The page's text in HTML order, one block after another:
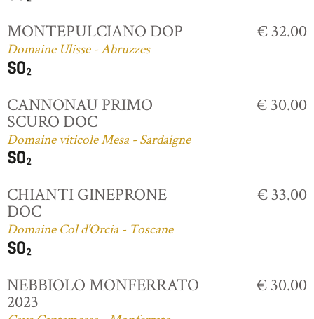
MONTEPULCIANO DOP
Domaine Ulisse - Abruzzes
€ 32.00
CANNONAU PRIMO
SCURO DOC
Domaine viticole Mesa - Sardaigne
€ 30.00
CHIANTI GINEPRONE
DOC
Domaine Col d'Orcia - Toscane
€ 33.00
NEBBIOLO MONFERRATO
2023
€ 30.00